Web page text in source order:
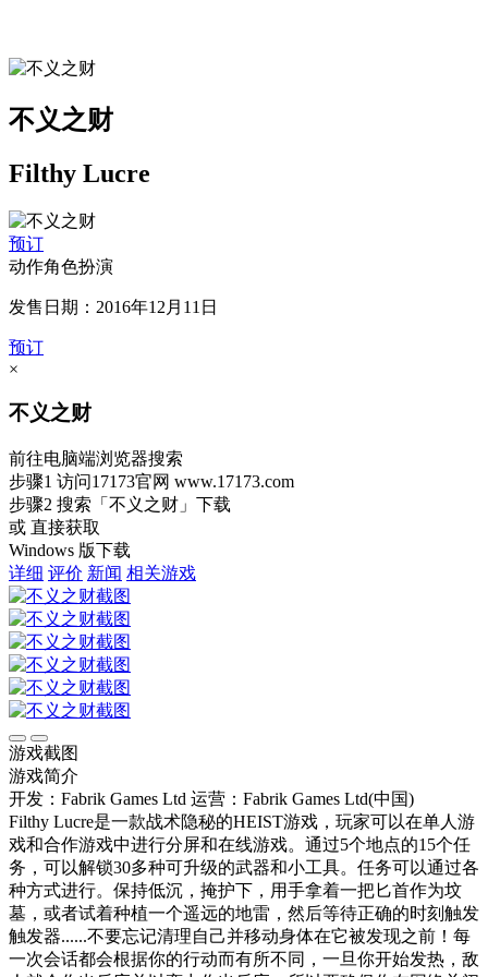
不义之财
Filthy Lucre
预订
动作角色扮演
发售日期：2016年12月11日
预订
×
不义之财
前往电脑端浏览器搜索
步骤1 访问17173官网 www.17173.com
步骤2 搜索 「不义之财」 下载
或 直接获取
Windows 版下载
详细 评价 新闻 相关游戏
游戏截图
游戏简介
开发：Fabrik Games Ltd 运营：Fabrik Games Ltd(中国)
Filthy Lucre是一款战术隐秘的HEIST游戏，玩家可以在单人游
戏和合作游戏中进行分屏和在线游戏。通过5个地点的15个任
务，可以解锁30多种可升级的武器和小工具。任务可以通过各
种方式进行。保持低沉，掩护下，用手拿着一把匕首作为坟
墓，或者试着种植一个遥远的地雷，然后等待正确的时刻触发
触发器......不要忘记清理自己并移动身体在它被发现之前！每
一次会话都会根据你的行动而有所不同，一旦你开始发热，敌